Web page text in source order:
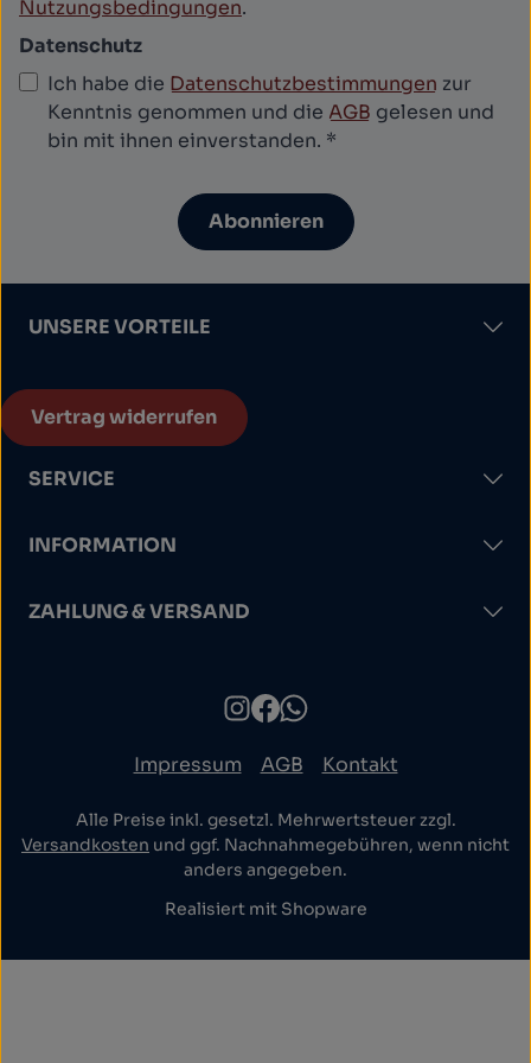
Nutzungsbedingungen.
Datenschutz
Ich habe die Datenschutzbestimmungen zur
Kenntnis genommen und die AGB gelesen und
bin mit ihnen einverstanden. *
Abonnieren
UNSERE VORTEILE
Vertrag widerrufen
SERVICE
INFORMATION
ZAHLUNG & VERSAND
Impressum AGB Kontakt
Alle Preise inkl. gesetzl. Mehrwertsteuer zzgl.
Versandkosten und ggf. Nachnahmegebühren, wenn nicht
anders angegeben.
Realisiert mit Shopware